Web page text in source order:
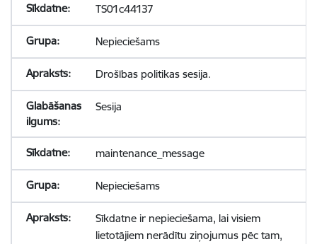
TS01c44137
Nepieciešams
Drošības politikas sesija.
Sesija
maintenance_message
Nepieciešams
Sīkdatne ir nepieciešama, lai visiem
lietotājiem nerādītu ziņojumus pēc tam,